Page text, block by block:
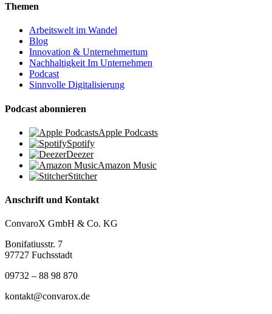
Themen
Arbeitswelt im Wandel
Blog
Innovation & Unternehmertum
Nachhaltigkeit Im Unternehmen
Podcast
Sinnvolle Digitalisierung
Podcast abonnieren
Apple Podcasts
Spotify
Deezer
Amazon Music
Stitcher
Anschrift und Kontakt
ConvaroX GmbH & Co. KG
Bonifatiusstr. 7
97727 Fuchsstadt
09732 – 88 98 870
kontakt@convarox.de